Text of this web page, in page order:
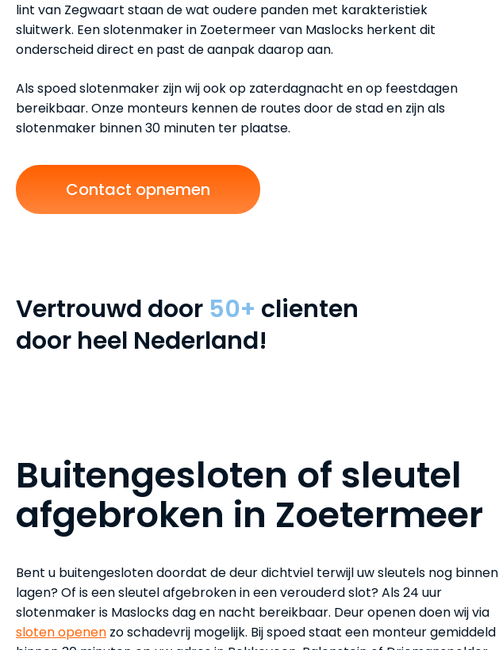
lint van Zegwaart staan de wat oudere panden met karakteristiek
sluitwerk. Een slotenmaker in Zoetermeer van Maslocks herkent dit
onderscheid direct en past de aanpak daarop aan.
Als spoed slotenmaker zijn wij ook op zaterdagnacht en op feestdagen
bereikbaar. Onze monteurs kennen de routes door de stad en zijn als
slotenmaker binnen 30 minuten ter plaatse.
Contact opnemen
Vertrouwd door 50+ clienten
door heel Nederland!
Buitengesloten of sleutel
afgebroken in Zoetermeer
Bent u buitengesloten doordat de deur dichtviel terwijl uw sleutels nog binnen
lagen? Of is een sleutel afgebroken in een verouderd slot? Als 24 uur
slotenmaker is Maslocks dag en nacht bereikbaar. Deur openen doen wij via
sloten openen zo schadevrij mogelijk. Bij spoed staat een monteur gemiddeld